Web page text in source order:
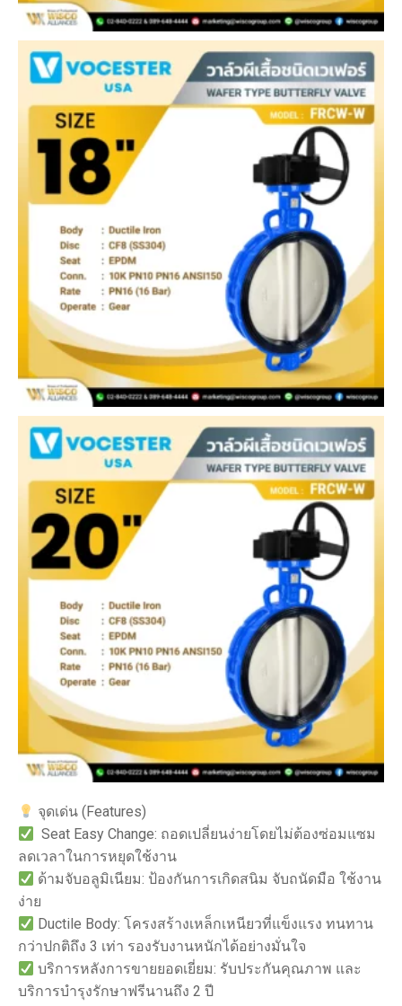
จุดเด่น (Features)
Seat Easy Change: ถอดเปลี่ยนง่ายโดยไม่ต้องซ่อมแซม
ลดเวลาในการหยุดใช้งาน
ด้ามจับอลูมิเนียม: ป้องกันการเกิดสนิม จับถนัดมือ ใช้งาน
ง่าย
Ductile Body: โครงสร้างเหล็กเหนียวที่แข็งแรง ทนทาน
กว่าปกติถึง 3 เท่า รองรับงานหนักได้อย่างมั่นใจ
บริการหลังการขายยอดเยี่ยม: รับประกันคุณภาพ และ
บริการบำรุงรักษาฟรีนานถึง 2 ปี